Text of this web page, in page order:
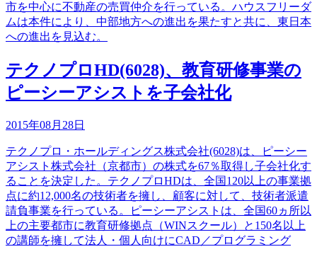
市を中心に不動産の売買仲介を行っている。ハウスフリーダ
ムは本件により、中部地方への進出を果たすと共に、東日本
への進出を見込む。
テクノプロHD(6028)、教育研修事業の
ピーシーアシストを子会社化
2015年08月28日
テクノプロ・ホールディングス株式会社(6028)は、ピーシー
アシスト株式会社（京都市）の株式を67％取得し子会社化す
ることを決定した。テクノプロHDは、全国120以上の事業拠
点に約12,000名の技術者を擁し、顧客に対して、技術者派遣
請負事業を行っている。ピーシーアシストは、全国60ヵ所以
上の主要都市に教育研修拠点（WINスクール）と150名以上
の講師を擁して法人・個人向けにCAD／プログラミング